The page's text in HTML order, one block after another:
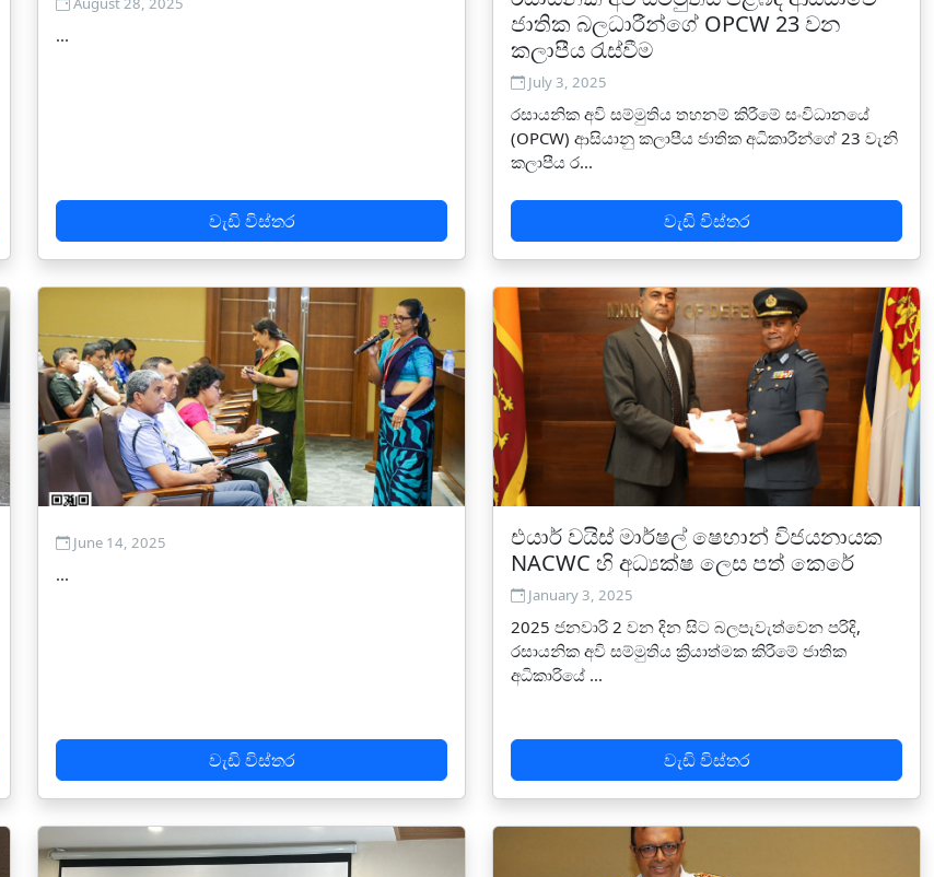
...
වැඩි විස්තර
ජාතික බලධාරීන්ගේ OPCW 23 වන
කලාපීය රැස්වීම
July 3, 2025
රසායනික අවි සම්මුතිය තහනම් කිරීමේ සංවිධානයේ
(OPCW) ආසියානු කලාපීය ජාතික අධිකාරීන්ගේ 23 වැනි
කලාපීය ර...
වැඩි විස්තර
June 14, 2025
...
වැඩි විස්තර
එයාර් වයිස් මාර්ෂල් ෂෙහාන් විජයනායක
NACWC හි අධ්‍යක්ෂ ලෙස පත් කෙරේ
January 3, 2025
2025 ජනවාරි 2 වන දින සිට බලපැවැත්වෙන පරිදි,
රසායනික අවි සම්මුතිය ක්‍රියාත්මක කිරීමේ ජාතික
අධිකාරියේ ...
වැඩි විස්තර